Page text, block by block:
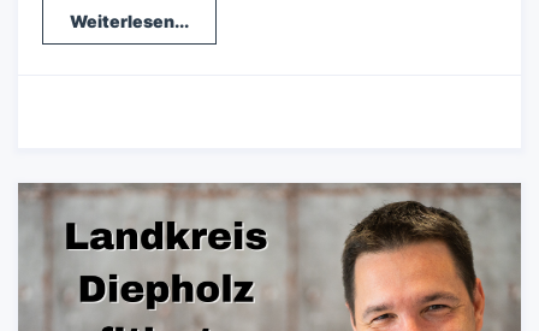
Weiterlesen...